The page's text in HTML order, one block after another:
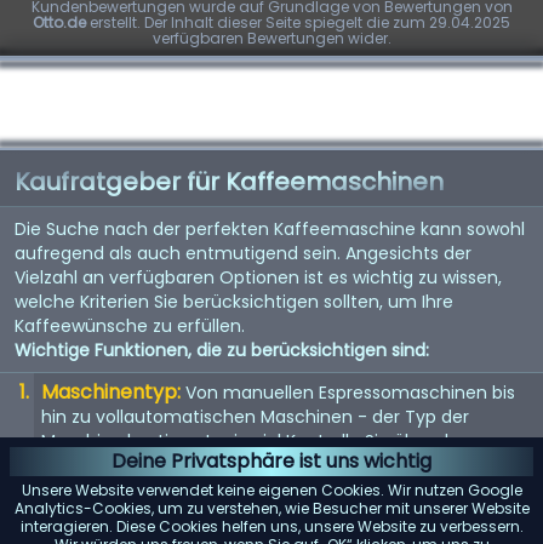
Deine Privatsphäre ist uns wichtig
Unsere Website verwendet keine eigenen Cookies. Wir nutzen Google
Analytics-Cookies, um zu verstehen, wie Besucher mit unserer Website
interagieren. Diese Cookies helfen uns, unsere Website zu verbessern.
Kundenbewertungen wurde auf Grundlage von Bewertungen von
Otto.deerstellt. Der Inhalt dieser Seite spiegelt die zum 29.04.2025
verfügbaren Bewertungen wider.
Kaufratgeber für Kaffeemaschinen
Die Suche nach der perfekten Kaffeemaschine kann sowohl
aufregend als auch entmutigend sein. Angesichts der
Vielzahl an verfügbaren Optionen ist es wichtig zu wissen,
welche Kriterien Sie berücksichtigen sollten, um Ihre
Kaffeewünsche zu erfüllen.
Wichtige Funktionen, die zu berücksichtigen sind:
Maschinentyp: Von manuellen Espressomaschinen bis
hin zu vollautomatischen Maschinen - der Typ der
Maschine bestimmt, wie viel Kontrolle Sie über den
Brühvorgang haben.
Qualität der Mühle: Eine eingebaute Mühle kann
entscheidend sein. Suchen Sie nach einer Maschine mit